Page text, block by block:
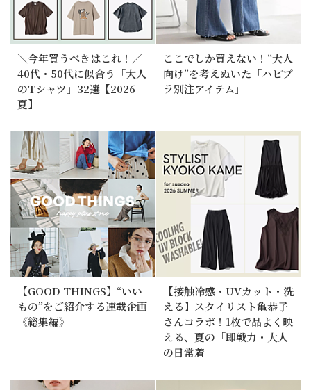
＼今年買うべきはこれ！／
40代・50代に似合う「大人
のTシャツ」32選【2026
夏】
ここでしか買えない！“大人
向け”を考えぬいた「ハピプ
ラ別注アイテム」
【GOOD THINGS】“いい
もの”をご紹介する連載企画
《総集編》
【接触冷感・UVカット・洗
える】スタイリスト亀恭子
さんコラボ！1枚で品よく映
える、夏の「即戦力・大人
の日常着」